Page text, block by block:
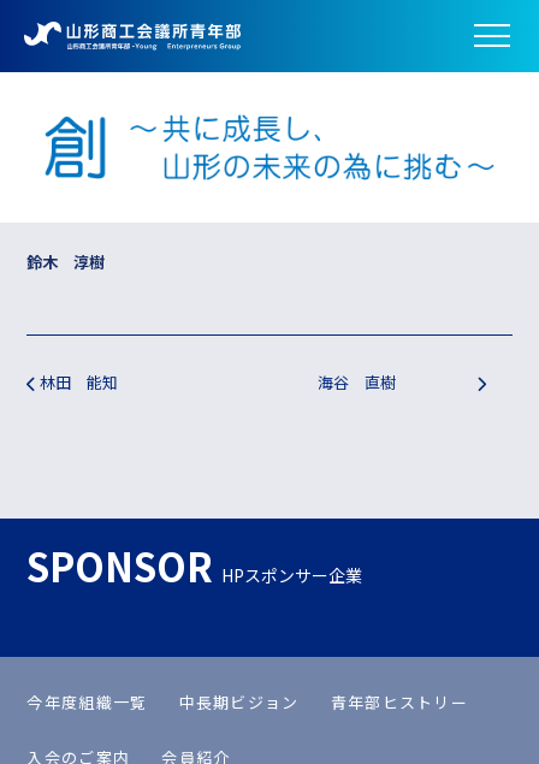
鈴木 淳樹
投稿ナビゲーション
林田 能知 海谷 直樹
SPONSOR HPスポンサー企業
今年度組織一覧 中長期ビジョン 青年部ヒストリー
入会のご案内 会員紹介